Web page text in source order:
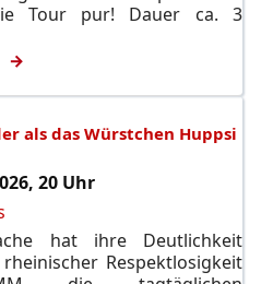
Tour pur! Dauer ca. 3
als das Würstchen Huppsi
20 Uhr
hat ihre Deutlichkeit
Respektlosigkeit